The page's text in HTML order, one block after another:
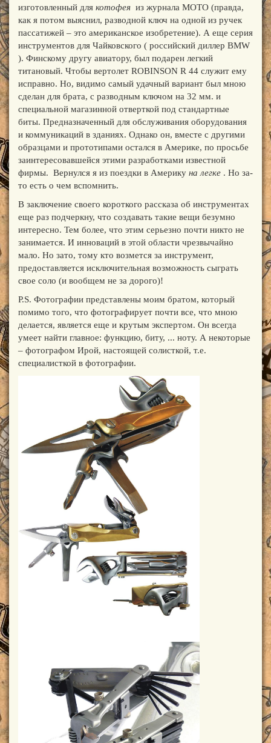
изготовленный для котофея из журнала МОТО (правда,
как я потом выяснил, разводной ключ на одной из ручек
пассатижей – это американское изобретение). А еще серия
инструментов для Чайковского ( российский диллер BMW
). Финскому другу авиатору, был подарен легкий
титановый. Чтобы вертолет ROBINSON R 44 служит ему
исправно. Но, видимо самый удачный вариант был мною
сделан для брата, с разводным ключом на 32 мм. и
специальной магазинной отверткой под стандартные
биты. Предназначенный для обслуживания оборудования
и коммуникаций в зданиях. Однако он, вместе с другими
образцами и прототипами остался в Америке, по просьбе
заинтересовавшейся этими разработками известной
фирмы. Вернулся я из поездки в Америку на легке . Но за-
то есть о чем вспомнить.
В заключение своего короткого рассказа об инструментах
еще раз подчеркну, что создавать такие вещи безумно
интересно. Тем более, что этим серьезно почти никто не
занимается. И инноваций в этой области чрезвычайно
мало. Но зато, тому кто возмется за инструмент,
предоставляется исключительная возможность сыграть
свое соло (и вообщем не за дорого)!
P.S. Фотографии представлены моим братом, который
помимо того, что фотографирует почти все, что мною
делается, является еще и крутым экспертом. Он всегда
умеет найти главное: функцию, биту, ... ноту. А некоторые
– фотографом Ирой, настоящей солисткой, т.е.
специалисткой в фотографии.